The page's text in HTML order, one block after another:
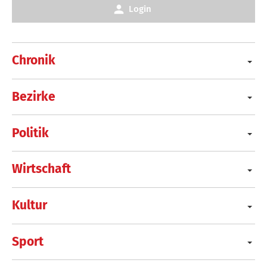
Chronik
Bezirke
Politik
Wirtschaft
Kultur
Sport
Login